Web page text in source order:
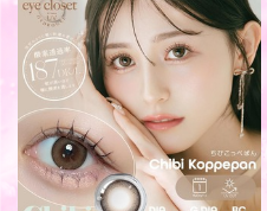
エバーカラー シリコーン ハイドロゲ
ル／シリコン（EverColor silicone
hydrogel）
パールベージュ
1ヶ月
1箱2枚入り
DIA 14.5mm
着色 13.8mm
±0.00〜-10.00
BC 8.7mm
ポスト投函